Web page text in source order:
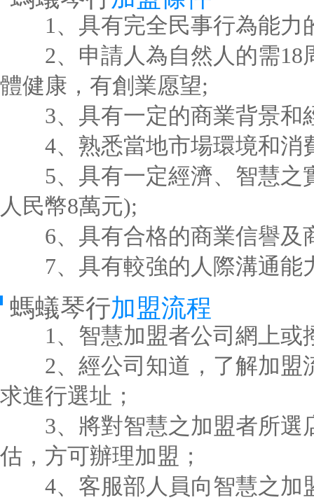
1、具有完全民事行為能力
2、申請人為自然人的需18
體健康，有創業愿望;
3、具有一定的商業背景和
4、熟悉當地市場環境和消
5、具有一定經濟、智慧之
人民幣8萬元);
6、具有合格的商業信譽及
7、具有較強的人際溝通能
螞蟻琴行加盟流程
1、智慧加盟者公司網上或
2、經公司知道，了解加盟
求進行選址；
3、將對智慧之加盟者所選
估，方可辦理加盟；
4、客服部人員向智慧之加